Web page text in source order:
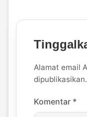
Alamat email
dipublikasikan.
Komentar *